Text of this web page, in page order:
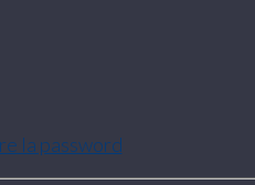
la password